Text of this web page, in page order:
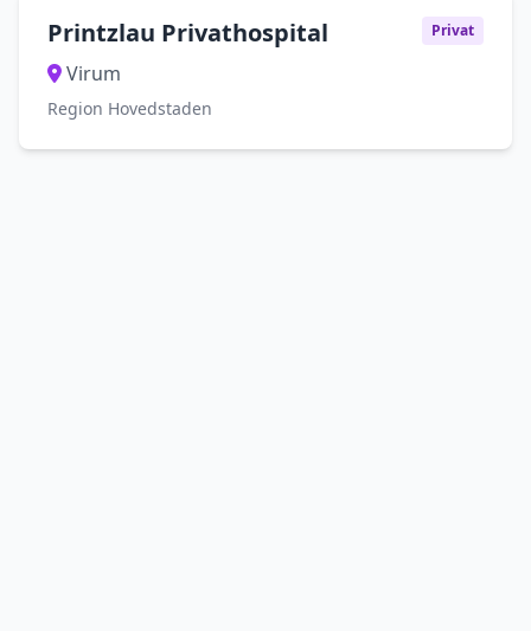
Printzlau Privathospital Privat
Virum
Region Hovedstaden